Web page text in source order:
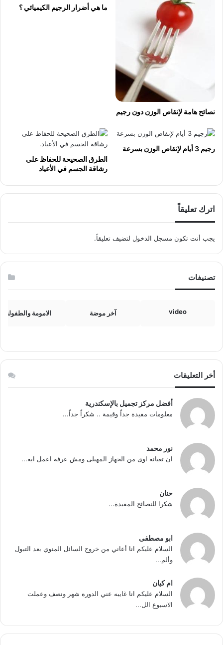
نصائح هامة لإنقاص الوزن دون رجيم
ما هي أضرار الرجيم الكيميائي ؟
رجيم 3 أيام لإنقاص الوزن بسرعة
الطرق الصحيحة للحفاظ على
رشاقة الجسم في الأعياد
اترك تعليقاً
يجب أنت تكون مسجل الدخول لتضيف تعليقاً.
تصنيفات
video آخر موضة الامومة والطفولة
أخر التعليقات
أفضل مركز تجميل بالإسكندرية
معلومات مفيدة جداً وقيمة .. شكراً جداً...
نور محمد
ان تعبانه اوى من الجهاز المهبلى ومش عرفه اعمل ايه...
حنان
شكرا للنصائح المفيدة...
ابو مصطفى
السلام عليكم انا أعاني من خروج السائل المنوي بعد التبول
وألم...
ام كيان
السلام عليكم انا غايبه عني الدوره شهر ونصف وعملت
الاسبوع الل...